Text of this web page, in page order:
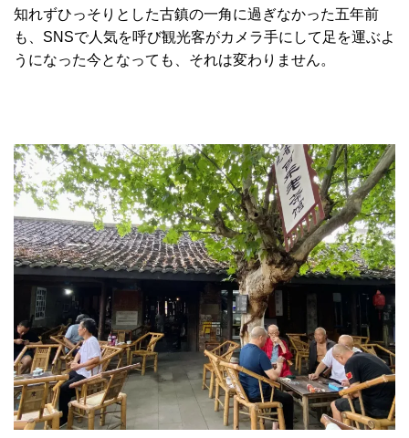
知れずひっそりとした古鎮の一角に過ぎなかった五年前
も、SNSで人気を呼び観光客がカメラ手にして足を運ぶよ
うになった今となっても、それは変わりません。